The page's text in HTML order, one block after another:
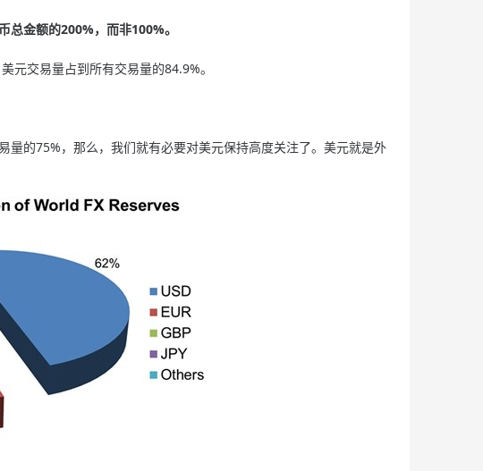
金额的200%，而非100%。
交易量占到所有交易量的84.9%。
的75%，那么，我们就有必要对美元保持高度关注了。美元就是外